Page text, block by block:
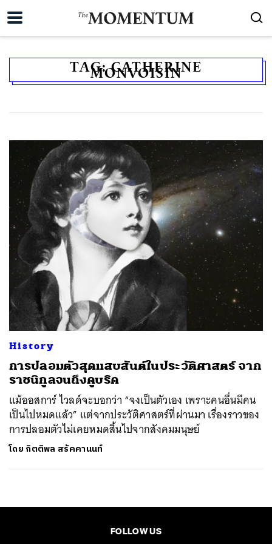
TAG:CATHERINE
MONVOISIN
History
การปลอมตัวสุดแสบสันต์ในประวัติศาสตร์ จาก
ราชนิกูลจนถึงคูบริค
แม้ออสการ์ ไวลด์จะบอกว่า “จงเป็นตัวเอง เพราะคนอื่นมีคน
เป็นไปหมดแล้ว” แต่จากประวัติศาสตร์ที่ผ่านมา เรื่องราวของ
การปลอมตัวไม่เคยหมดสิ้นไปจากสังคมมนุษย์
โดย กิตติพล สรัคคานนท์
FOLLOW US
ค้นหา
SHARE TWEET LINE EMAIL